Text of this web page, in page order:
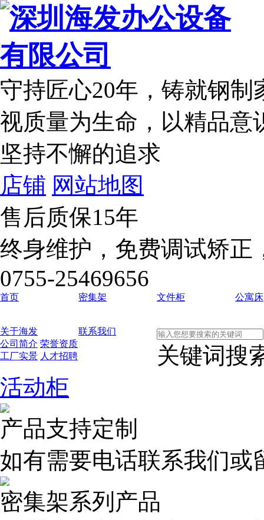
守持匠心20年 ，铸就钢
视质量为生命，以精品意
坚持不懈的追求
店铺 网站地图
售后质保15年
终身维护，免费调试矫正
0755-25469656
首页 密集架 文件柜 公寓床
关于海发
公司简介 荣誉资质
工厂实景 人才招聘
联系我们
关键词搜
活动柜
产品支持定制
如有需要电话联系我们或
密集架系列产品